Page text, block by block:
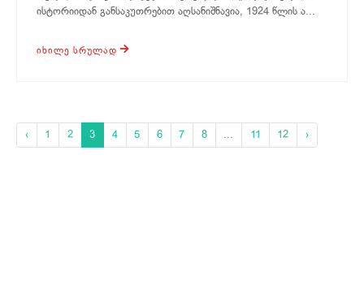
ისტორიიდან განსაკუთრებით აღსანიშნავია, 1924 წლის ა...
ᲘᲮᲘᲚᲔ ᲡᲠᲣᲚᲐᲓ
‹ 1 2 3 4 5 6 7 8 ... 11 12 ›